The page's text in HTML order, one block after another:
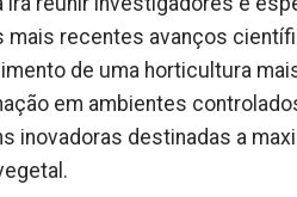
mais recentes avanços
de uma horticultura
em ambientes
inovadoras destinadas a